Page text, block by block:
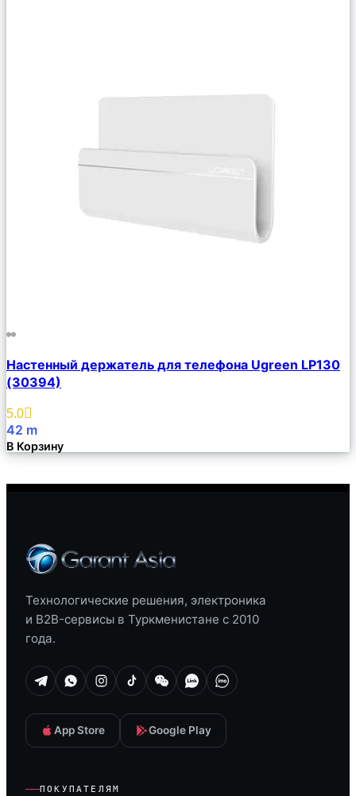
Описание
Избранное
Настенный держатель для телефона Ugreen LP130
(30394)
5.0
42 m
В Корзину
Технологические решения, электроника
и B2B-сервисы в Туркменистане с 2010
года.
App Store Google Play
ПОКУПАТЕЛЯМ